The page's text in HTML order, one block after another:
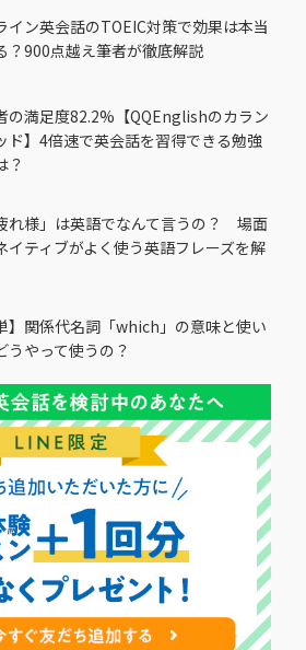
イン英会話のTOEIC対策で効果は本当
？900点越え筆者が徹底解説
の満足度82.2%【QQEnglishのカラン
ド】4倍速で英会話を習得できる勉強
？
れ様」は英語でなんて言うの？ 場面
イティブがよく使う英語フレーズを解
】関係代名詞「which」の意味と使い
うやって使うの？